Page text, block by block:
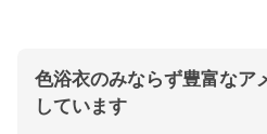
色浴衣のみならず豊富なア
しています